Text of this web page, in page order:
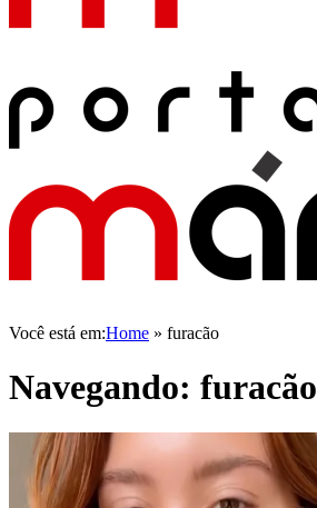
Você está em:Home » furacão
Navegando: furacão